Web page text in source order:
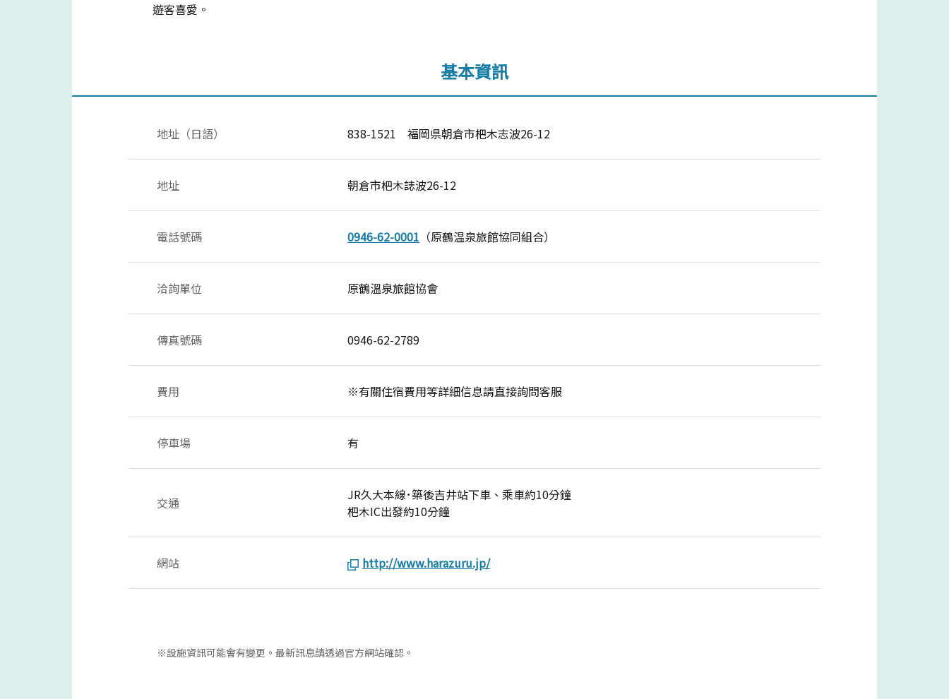
遊客喜愛。
基本資訊
地址（日語） 838-1521 福岡県朝倉市杷木志波26-12
地址 朝倉市杷木誌波26-12
電話號碼 0946-62-0001 （原鶴温泉旅館協同組合）
洽詢單位 原鶴溫泉旅館協會
傳真號碼 0946-62-2789
費用 ※有關住宿費用等詳細信息請直接詢問客服
停車場 有
交通
JR久大本線･築後吉井站下車、乘車約10分鐘
杷木IC出發約10分鐘
網站 http://www.harazuru.jp/
※設施資訊可能會有變更。最新訊息請透過官方網站確認。